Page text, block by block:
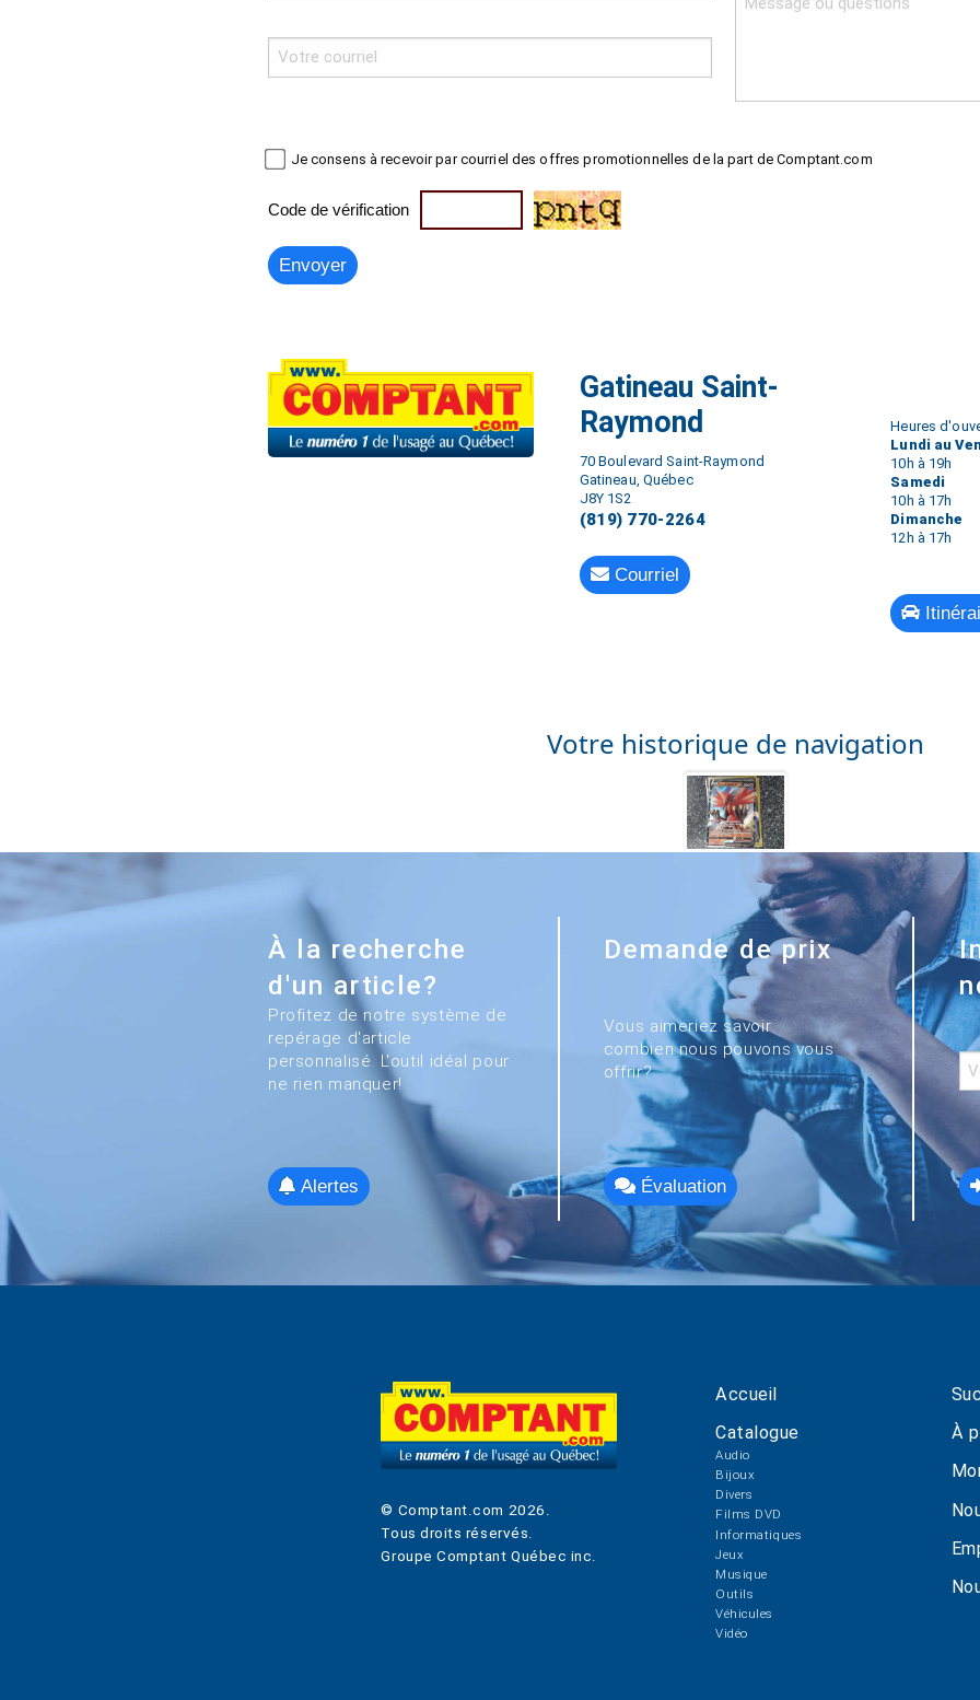
Je consens à recevoir par courriel des offres promotionnelles de la part de Comptant.com
Code de vérification
Gatineau Saint-
Raymond
70 Boulevard Saint-Raymond
Gatineau, Québec
J8Y 1S2
(819) 770-2264
Courriel
Heures
Lundi au
10h à 19h
Samedi
10h à 17h
Dimanche
12h à 17h
Votre historique de navigation
À la recherche
d'un article?
Profitez de notre système de
repérage d'article
personnalisé. L'outil idéal pour
ne rien manquer!
Alertes
Demande de prix
Vous aimeriez savoir
combien nous pouvons vous
offrir?
Évaluation
© Comptant.com 2026 .
Tous droits réservés.
Groupe Comptant Québec inc.
Accueil
Catalogue
Audio
Bijoux
Divers
Films DVD
Informatiques
Jeux
Musique
Outils
Véhicules
Vidéo
À